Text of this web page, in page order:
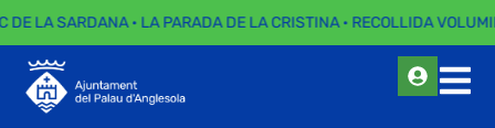
DE LA SARDANA · LA PARADA DE LA CRISTINA · RECOLLIDA